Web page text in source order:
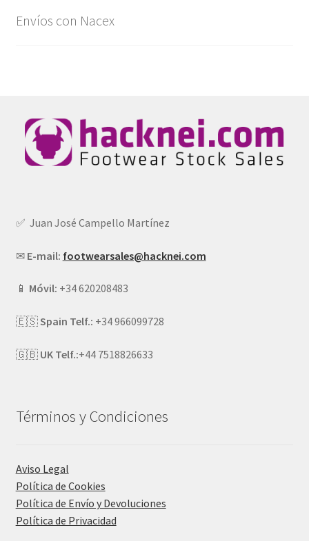
Envíos con Nacex
✅ Juan José Campello Martínez
✉ E-mail: footwearsales@hacknei.com
📱 Móvil: +34 620208483
🇪🇸Spain Telf.: +34 966099728
🇬🇧 UK Telf.:+44 7518826633
Términos y Condiciones
Aviso Legal
Política de Cookies
Política de Envío y Devoluciones
Política de Privacidad